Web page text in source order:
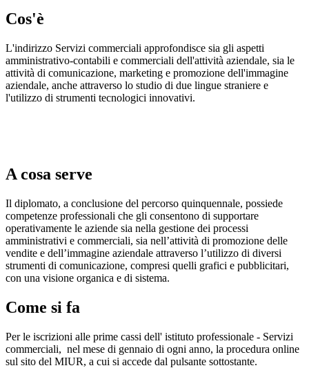
Cos'è
L'indirizzo Servizi commerciali approfondisce sia gli aspetti
amministrativo-contabili e commerciali dell'attività aziendale, sia le
attività di comunicazione, marketing e promozione dell'immagine
aziendale, anche attraverso lo studio di due lingue straniere e
l'utilizzo di strumenti tecnologici innovativi.
A cosa serve
Il diplomato, a conclusione del percorso quinquennale, possiede
competenze professionali che gli consentono di supportare
operativamente le aziende sia nella gestione dei processi
amministrativi e commerciali, sia nell’attività di promozione delle
vendite e dell’immagine aziendale attraverso l’utilizzo di diversi
strumenti di comunicazione, compresi quelli grafici e pubblicitari,
con una visione organica e di sistema.
Come si fa
Per le iscrizioni alle prime cassi dell' istituto professionale - Servizi
commerciali, nel mese di gennaio di ogni anno, la procedura online
sul sito del MIUR, a cui si accede dal pulsante sottostante.